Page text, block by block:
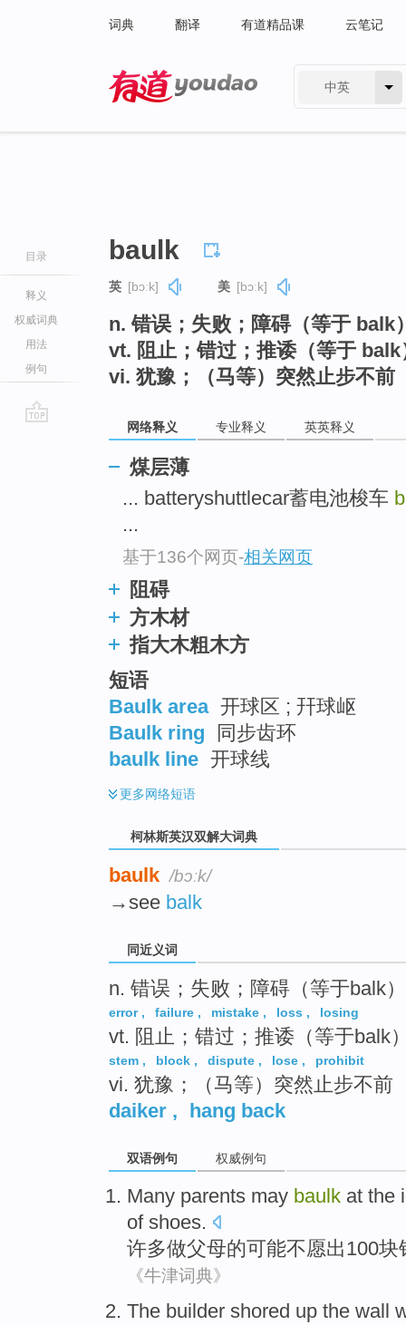
词典 翻译 有道精品课 云笔记
中英
目录
释义
权威词典
用法
例句
baulk
英 [bɔːk] 美 [bɔːk]
n. 错误；失败；障碍（等于 balk
vt. 阻止；错过；推诿（等于 balk
vi. 犹豫；（马等）突然止步不前
网络释义 专业释义 英英释义
煤层薄
... batteryshuttlecar蓄电池梭车
...
基于136个网页-相关网页
阻碍
方木材
指大木粗木方
短语
Baulk area 开球区 ; 幵球岖
Baulk ring
同步齿环
baulk line 开球线
更多网络短语
柯林斯英汉双解大词典
baulk /bɔːk/
→see balk
同近义词
n. 错误；失败；障碍（等于balk）
error, failure , mistake , loss , losing
vt. 阻止；错过；推诿（等于balk
stem , block , dispute , lose , prohibit
vi. 犹豫；（马等）突然止步不前
daiker , hang back
双语例句 权威例句
Many parents may baulk at the
of shoes.
许多做父母的可能不愿出100块
《牛津词典》
The builder shored up the wall